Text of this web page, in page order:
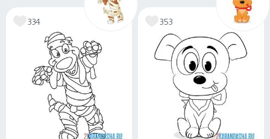
334 353